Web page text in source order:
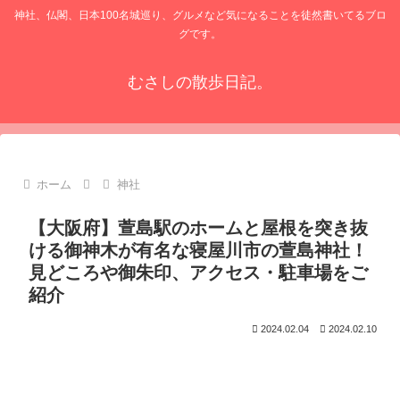
神社、仏閣、日本100名城巡り、グルメなど気になることを徒然書いてるブロ
グです。
むさしの散歩日記。
ホーム 神社
【大阪府】萱島駅のホームと屋根を突き抜
ける御神木が有名な寝屋川市の萱島神社！
見どころや御朱印、アクセス・駐車場をご
紹介
2024.02.04 2024.02.10